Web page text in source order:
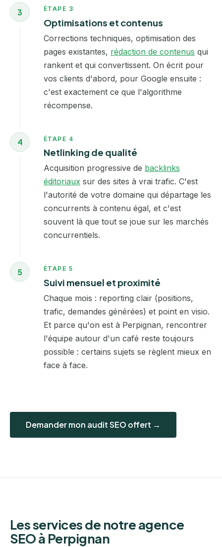
3 ÉTAPE 3
Optimisations et contenus
Corrections techniques, optimisation des
pages existantes, rédaction de contenus qui
rankent et qui convertissent. On écrit pour
vos clients d'abord, pour Google ensuite :
c'est exactement ce que l'algorithme
récompense.
4 ÉTAPE 4
Netlinking de qualité
Acquisition progressive de backlinks
éditoriaux sur des sites à vrai trafic. C'est
l'autorité de votre domaine qui départage les
concurrents à contenu égal, et c'est
souvent là que tout se joue sur les marchés
concurrentiels.
5 ÉTAPE 5
Suivi mensuel et proximité
Chaque mois : reporting clair (positions,
trafic, demandes générées) et point en visio.
Et parce qu'on est à Perpignan, rencontrer
l'équipe autour d'un café reste toujours
possible : certains sujets se règlent mieux en
face à face.
Demander mon audit SEO offert →
Les services de notre agence
SEO à Perpignan